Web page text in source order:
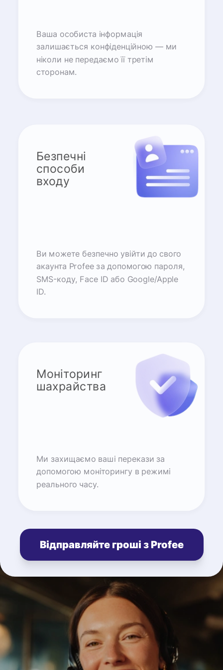
Ваша особиста інформація
залишається конфіденційною — ми
ніколи не передаємо її третім
сторонам.
Безпечні
способи
входу
Ви можете безпечно увійти до свого
акаунта Profee за допомогою пароля,
SMS-коду, Face ID або Google/Apple
ID.
Моніторинг
шахрайства
Ми захищаємо ваші перекази за
допомогою моніторингу в режимі
реального часу.
Відправляйте гроші з Profee